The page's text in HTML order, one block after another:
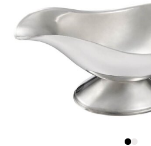
Mandal - Alti Mandal
Skarvøyveien 55, 4517 Mandal
Åpent i dag 10-18